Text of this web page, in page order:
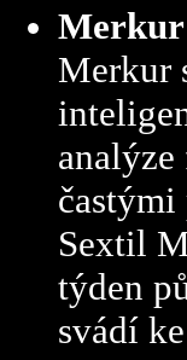
Merkur
Merkur
Sextil
týden
svádí